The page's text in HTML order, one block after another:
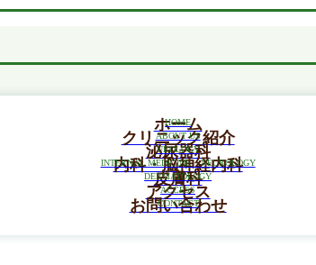
ホーム
HOME
クリニック紹介
ABOUT US
泌尿器科
UROLOGY
内科・脳神経内科
INTERNAL MEDICINE ･ NEUROLOGY
皮膚科
DERMATOLOGY
アクセス
ACCESS
お問い合わせ
CONTACT
を開始しました